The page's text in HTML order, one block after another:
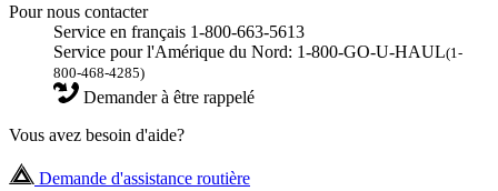
Pour nous contacter
Service en français 1-800-663-5613
Service pour l'Amérique du Nord: 1-800-GO-U-HAUL(1-
800-468-4285)
Demander à être rappelé
Vous avez besoin d'aide?
Demande d'assistance routière